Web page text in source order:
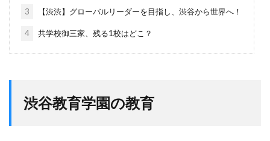
3 【渋渋】グローバルリーダーを目指し、渋谷から世界へ！
4 共学校御三家、残る1校はどこ？
渋谷教育学園の教育